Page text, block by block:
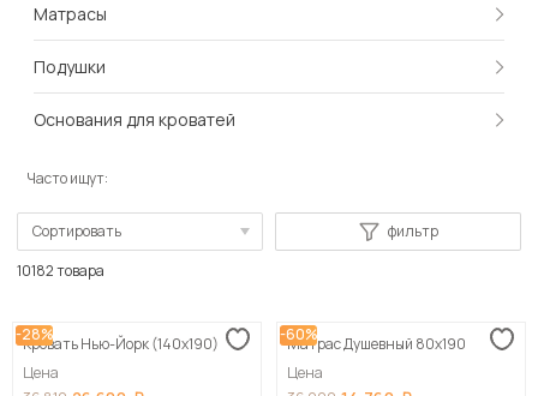
Матрасы
Подушки
Основания для кроватей
Часто ищут:
Сортировать
Сначала дорогие
фильтр
10182 товара
-28%
Кровать Нью-Йорк (140х190)
Цена
-60%
Матрас Душевный 80х190
Цена